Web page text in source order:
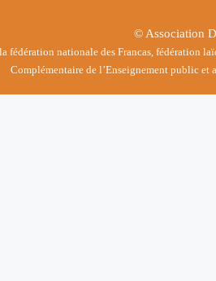
© Association
fédération nationale des Francas, fédération
Complémentaire de l’Enseignement public et